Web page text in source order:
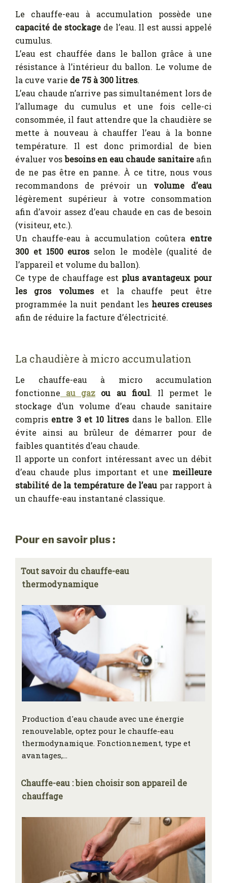
Le chauffe-eau à accumulation possède une
capacité de stockage de l’eau. Il est aussi appelé
cumulus.
L’eau est chauffée dans le ballon grâce à une
résistance à l’intérieur du ballon. Le volume de
la cuve varie de 75 à 300 litres.
L’eau chaude n’arrive pas simultanément lors de
l’allumage du cumulus et une fois celle-ci
consommée, il faut attendre que la chaudière se
mette à nouveau à chauffer l’eau à la bonne
température. Il est donc primordial de bien
évaluer vosbesoins en eau chaude sanitaireafin
de ne pas être en panne. À ce titre, nous vous
recommandons de prévoir un volume d’eau
légèrement supérieur à votre consommation
afin d’avoir assez d’eau chaude en cas de besoin
(visiteur, etc.).
Un chauffe-eau à accumulation coûtera entre
300 et 1500 eurosselon le modèle (qualité de
l’appareil et volume du ballon).
Ce type de chauffage est plus avantageux pour
les gros volumeset la chauffe peut être
programmée la nuit pendant les heures creuses
afin de réduire la facture d’électricité.
La chaudière à micro accumulation
Le chauffe-eau à micro accumulation
fonctionne au gaz ou au fioul. Il permet le
stockage d’un volume d’eau chaude sanitaire
compris entre 3 et 10 litres dans le ballon. Elle
évite ainsi au brûleur de démarrer pour de
faibles quantités d’eau chaude.
Il apporte un confort intéressant avec un débit
d’eau chaude plus important et une meilleure
stabilité de la température de l’eau par rapport à
un chauffe-eau instantané classique.
Pour en savoir plus :
Tout savoir du chauffe-eau
thermodynamique
Production d'eau chaude avec une énergie
renouvelable, optez pour le chauffe-eau
thermodynamique. Fonctionnement, type et
avantages,…
Chauffe-eau : bien choisir son appareil de
chauffage